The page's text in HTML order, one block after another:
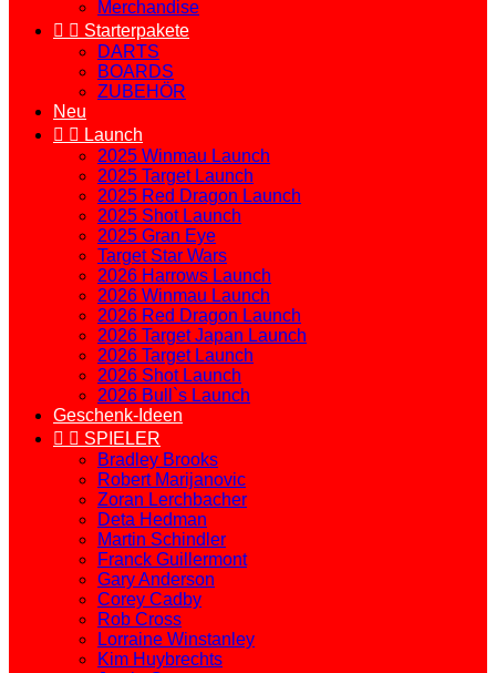
Merchandise
  Starterpakete
DARTS
BOARDS
ZUBEHÖR
Neu
  Launch
2025 Winmau Launch
2025 Target Launch
2025 Red Dragon Launch
2025 Shot Launch
2025 Gran Eye
Target Star Wars
2026 Harrows Launch
2026 Winmau Launch
2026 Red Dragon Launch
2026 Target Japan Launch
2026 Target Launch
2026 Shot Launch
2026 Bull`s Launch
Geschenk-Ideen
  SPIELER
Bradley Brooks
Robert Marijanovic
Zoran Lerchbacher
Deta Hedman
Martin Schindler
Franck Guillermont
Gary Anderson
Corey Cadby
Rob Cross
Lorraine Winstanley
Kim Huybrechts